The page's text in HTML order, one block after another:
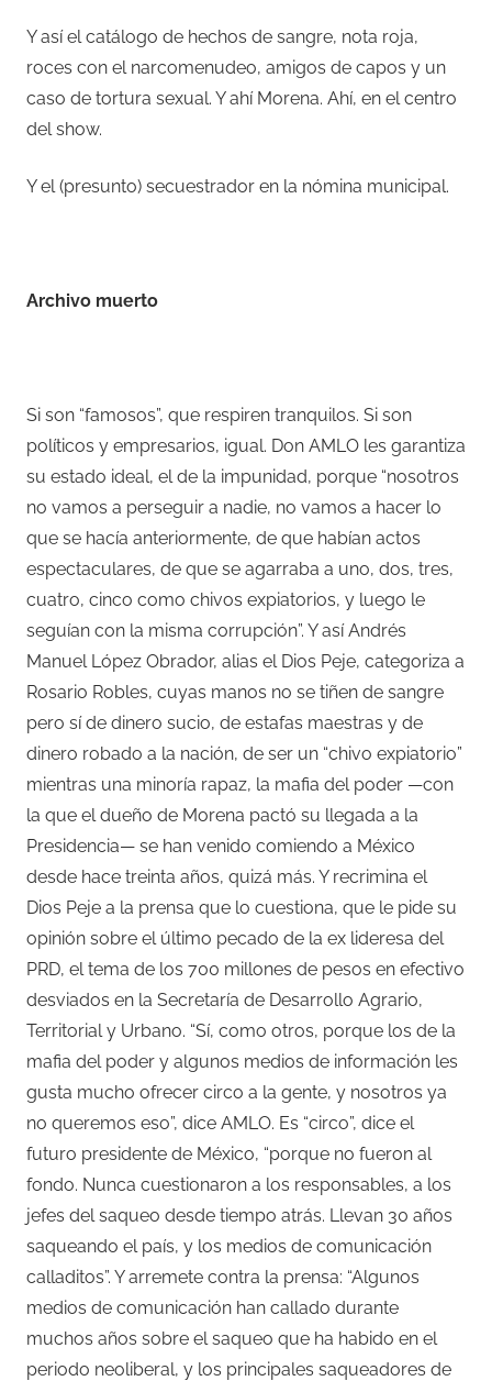
Y así el catálogo de hechos de sangre, nota roja,
roces con el narcomenudeo, amigos de capos y un
caso de tortura sexual. Y ahí Morena. Ahí, en el centro
del show.
Y el (presunto) secuestrador en la nómina municipal.
Archivo muerto
Si son “famosos”, que respiren tranquilos. Si son
políticos y empresarios, igual. Don AMLO les garantiza
su estado ideal, el de la impunidad, porque “nosotros
no vamos a perseguir a nadie, no vamos a hacer lo
que se hacía anteriormente, de que habían actos
espectaculares, de que se agarraba a uno, dos, tres,
cuatro, cinco como chivos expiatorios, y luego le
seguían con la misma corrupción”. Y así Andrés
Manuel López Obrador, alias el Dios Peje, categoriza a
Rosario Robles, cuyas manos no se tiñen de sangre
pero sí de dinero sucio, de estafas maestras y de
dinero robado a la nación, de ser un “chivo expiatorio”
mientras una minoría rapaz, la mafia del poder —con
la que el dueño de Morena pactó su llegada a la
Presidencia— se han venido comiendo a México
desde hace treinta años, quizá más. Y recrimina el
Dios Peje a la prensa que lo cuestiona, que le pide su
opinión sobre el último pecado de la ex lideresa del
PRD, el tema de los 700 millones de pesos en efectivo
desviados en la Secretaría de Desarrollo Agrario,
Territorial y Urbano. “Sí, como otros, porque los de la
mafia del poder y algunos medios de información les
gusta mucho ofrecer circo a la gente, y nosotros ya
no queremos eso”, dice AMLO. Es “circo”, dice el
futuro presidente de México, “porque no fueron al
fondo. Nunca cuestionaron a los responsables, a los
jefes del saqueo desde tiempo atrás. Llevan 30 años
saqueando el país, y los medios de comunicación
calladitos”. Y arremete contra la prensa: “Algunos
medios de comunicación han callado durante
muchos años sobre el saqueo que ha habido en el
periodo neoliberal, y los principales saqueadores de